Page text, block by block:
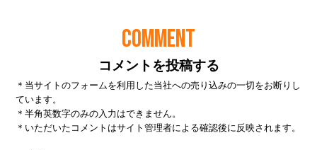
COMMENT
コメントを投稿する
＊当サイトのフォームを利用した当社への売り込みの一切をお断りし
ています。
＊半角英数字のみの入力はできません。
＊いただいたコメントはサイト管理者による確認後に反映されます。